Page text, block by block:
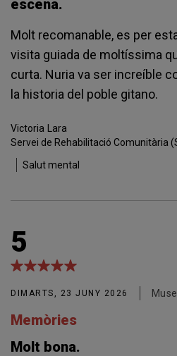
escena.
Molt recomanable, es per
visita guiada de moltíssima
curta. Nuria va ser increíble
la historia del poble gitano.
Victoria
Lara
Servei de Rehabilitació Comunitària
Salut mental
5
DIMARTS, 23 JUNY 2026
Memòries
Molt bona.